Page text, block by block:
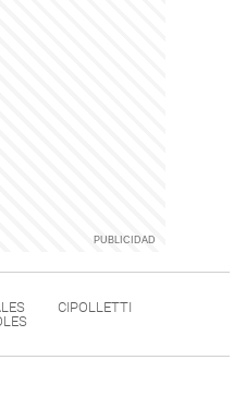
CIPOLLETTI